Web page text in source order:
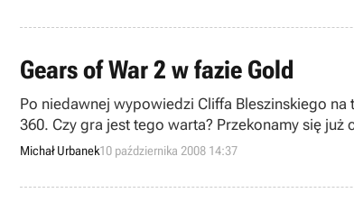
Gears of War 2 w fazie Gold
Po niedawnej wypowiedzi Cliffa Bleszinskiego
360. Czy gra jest tego warta? Przekonamy się już
Michał Urbanek10 października 2008 14:37